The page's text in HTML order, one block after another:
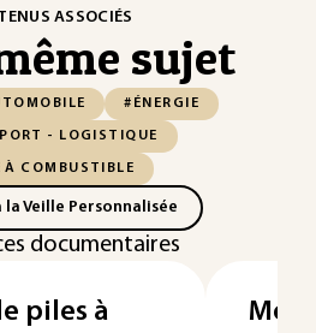
ASSOCIÉS
sujet
#ÉNERGIE
- LOGISTIQUE
À COMBUSTIBLE
la Veille Personnalisée
documentaires
piles à